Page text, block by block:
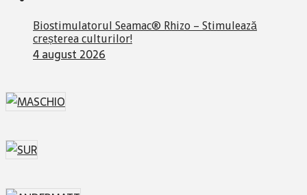
Biostimulatorul Seamac® Rhizo – Stimulează
creșterea culturilor!
4 august 2026